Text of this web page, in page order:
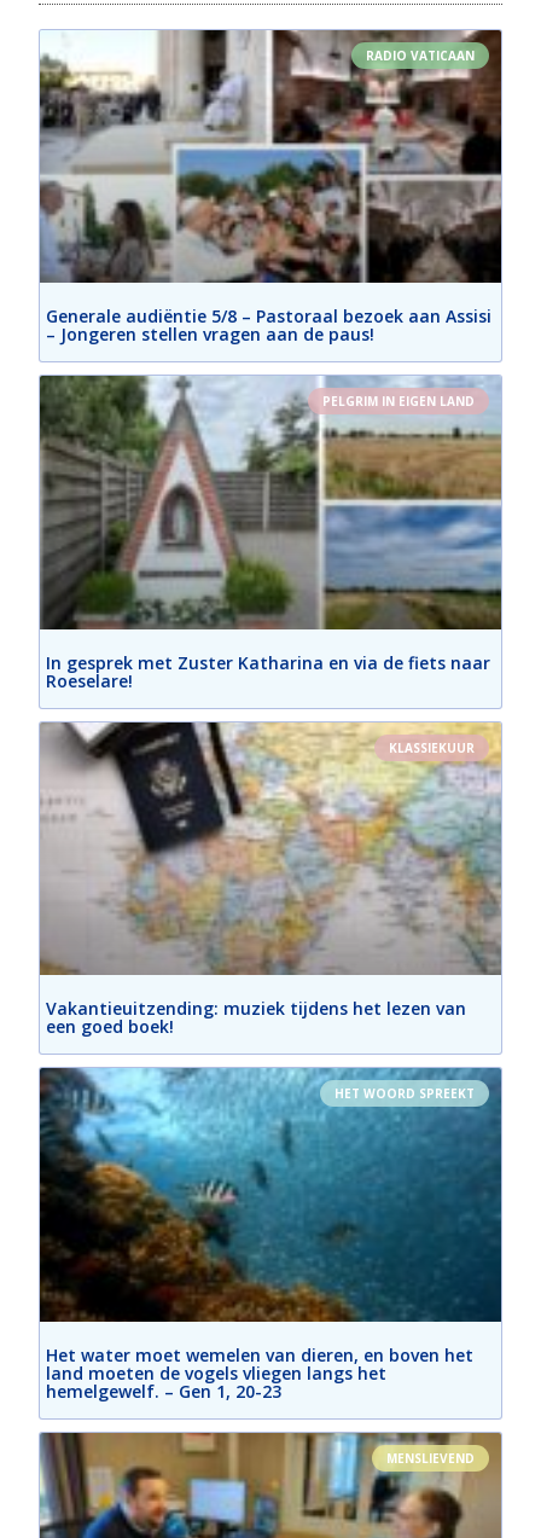
RADIO VATICAAN
Generale audiëntie 5/8 – Pastoraal bezoek aan Assisi
– Jongeren stellen vragen aan de paus!
PELGRIM IN EIGEN LAND
In gesprek met Zuster Katharina en via de fiets naar
Roeselare!
KLASSIEKUUR
Vakantieuitzending: muziek tijdens het lezen van
een goed boek!
HET WOORD SPREEKT
Het water moet wemelen van dieren, en boven het
land moeten de vogels vliegen langs het
hemelgewelf. – Gen 1, 20-23
MENSLIEVEND